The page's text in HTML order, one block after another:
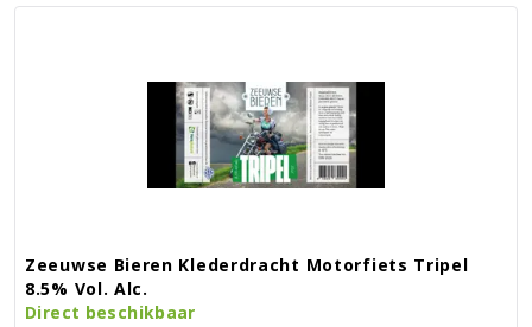
Zeeuwse Bieren Klederdracht Motorfiets Tripel
8.5% Vol. Alc.
Direct beschikbaar